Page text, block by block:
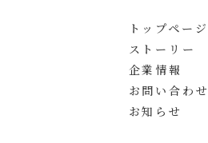
トップページ
ストーリー
企業情報
お問い合わせ
お知らせ